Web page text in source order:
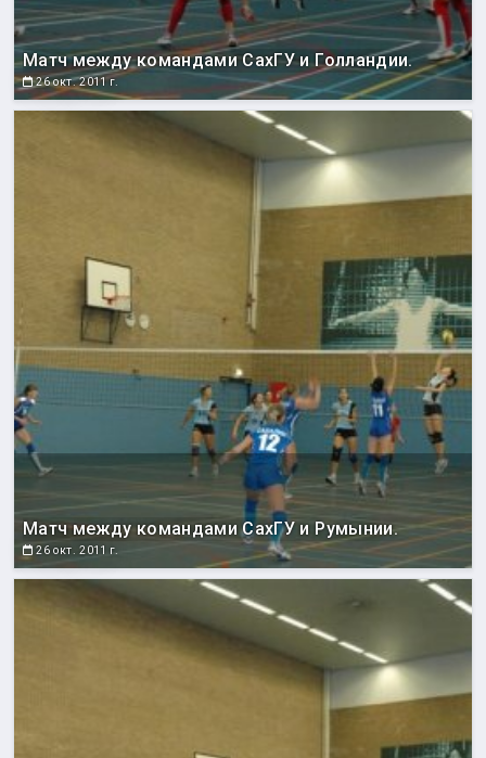
Матч между командами СахГУ и Голландии.
26 окт. 2011 г.
Матч между командами СахГУ и Румынии.
26 окт. 2011 г.